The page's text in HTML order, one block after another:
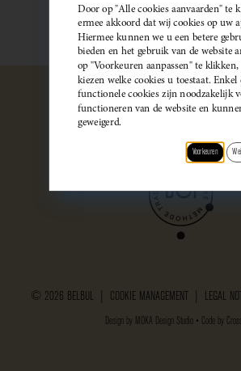
© 2026 BELBUL | COOKIE MANAGEMENT LEGAL
Design by MOKA Design Studio • Code by
Door op "Alle cookies aanvaarden" te
ermee akkoord dat wij cookies op uw
Hiermee kunnen we u een betere
bieden en het gebruik van de website
op "Voorkeuren aanpassen" te
kiezen welke cookies u toestaat. Enkel
functionele cookies zijn noodzakelijk
functioneren van de website en
geweigerd.
Voorkeuren